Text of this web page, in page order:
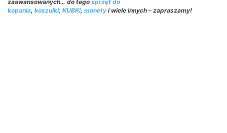
zaawansowanych… do tego sprzęt do
kopania, koszulki, KUBKI, monety i wiele innych – zapraszamy!